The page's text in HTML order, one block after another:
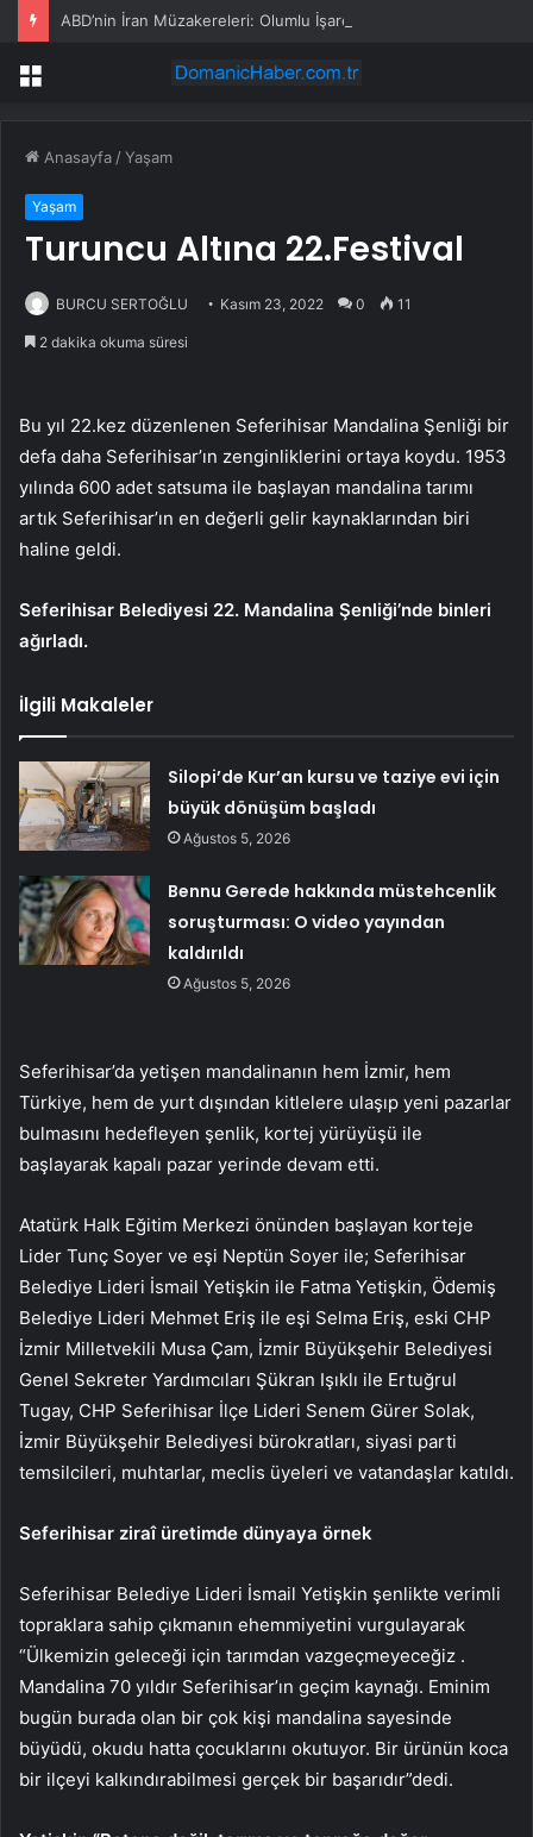
ABD’nin İran Müzakereleri: Olumlu İşaretler Var
Menü
Anasayfa /Yaşam
Yaşam
Turuncu Altına 22.Festival
BURCU SERTOĞLU Kasım 23, 2022 0 11
2 dakika okuma süresi
Bu yıl 22.kez düzenlenen Seferihisar Mandalina Şenliği bir
defa daha Seferihisar’ın zenginliklerini ortaya koydu. 1953
yılında 600 adet satsuma ile başlayan mandalina tarımı
artık Seferihisar’ın en değerli gelir kaynaklarından biri
haline geldi.
Seferihisar Belediyesi 22. Mandalina Şenliği’nde binleri
ağırladı.
İlgili Makaleler
Silopi’de Kur’an kursu ve taziye evi için
büyük dönüşüm başladı
Ağustos 5, 2026
Bennu Gerede hakkında müstehcenlik
soruşturması: O video yayından
kaldırıldı
Ağustos 5, 2026
Seferihisar’da yetişen mandalinanın hem İzmir, hem
Türkiye, hem de yurt dışından kitlelere ulaşıp yeni pazarlar
bulmasını hedefleyen şenlik, kortej yürüyüşü ile
başlayarak kapalı pazar yerinde devam etti.
Atatürk Halk Eğitim Merkezi önünden başlayan korteje
Lider Tunç Soyer ve eşi Neptün Soyer ile; Seferihisar
Belediye Lideri İsmail Yetişkin ile Fatma Yetişkin, Ödemiş
Belediye Lideri Mehmet Eriş ile eşi Selma Eriş, eski CHP
İzmir Milletvekili Musa Çam, İzmir Büyükşehir Belediyesi
Genel Sekreter Yardımcıları Şükran Işıklı ile Ertuğrul
Tugay, CHP Seferihisar İlçe Lideri Senem Gürer Solak,
İzmir Büyükşehir Belediyesi bürokratları, siyasi parti
temsilcileri, muhtarlar, meclis üyeleri ve vatandaşlar katıldı.
Seferihisar ziraî üretimde dünyaya örnek
Seferihisar Belediye Lideri İsmail Yetişkin şenlikte verimli
topraklara sahip çıkmanın ehemmiyetini vurgulayarak
“Ülkemizin geleceği için tarımdan vazgeçmeyeceğiz .
Mandalina 70 yıldır Seferihisar’ın geçim kaynağı. Eminim
bugün burada olan bir çok kişi mandalina sayesinde
büyüdü, okudu hatta çocuklarını okutuyor. Bir ürünün koca
bir ilçeyi kalkındırabilmesi gerçek bir başarıdır”dedi.